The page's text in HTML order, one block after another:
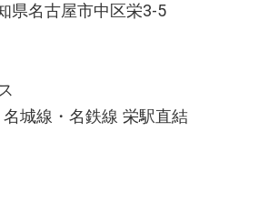
県名古屋市中区栄3-5
城線・名鉄線 栄駅直結